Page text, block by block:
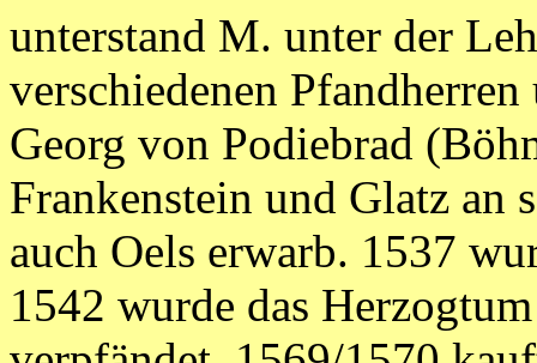
unterstand M. unter der
verschiedenen
Georg von Podiebrad
Frankenstein und Glatz an
auch Oels erwarb. 1537
1542 wurde das